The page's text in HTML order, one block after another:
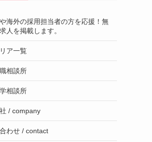
海外の採用担当者の方を応援！無
人を掲載します。
ア一覧
相談所
相談所
/ company
わせ / contact